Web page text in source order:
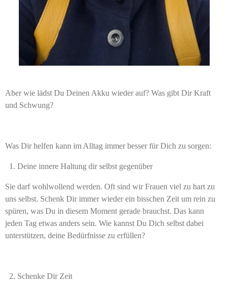
Aber wie lädst Du Deinen Akku wieder auf? Was gibt Dir Kraft
und Schwung?
Was Dir helfen kann im Alltag immer besser für Dich zu sorgen:
Deine innere Haltung dir selbst gegenüber
Sie darf wohlwollend werden. Oft sind wir Frauen viel zu hart zu
uns selbst. Schenk Dir immer wieder ein bisschen Zeit um rein zu
spüren, was Du in diesem Moment gerade brauchst. Das kann
jeden Tag etwas anders sein. Wie kannst Du Dich selbst dabei
unterstützen, deine Bedürfnisse zu erfüllen?
Schenke Dir Zeit